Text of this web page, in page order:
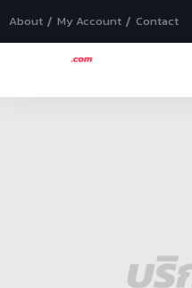
About My Account Contact